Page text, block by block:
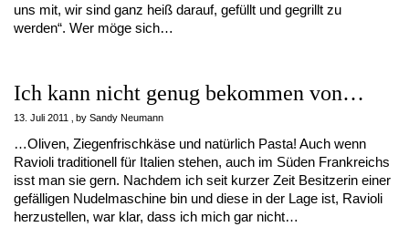
uns mit, wir sind ganz heiß darauf, gefüllt und gegrillt zu
werden“. Wer möge sich…
Ich kann nicht genug bekommen von…
13. Juli 2011 by Sandy Neumann
…Oliven, Ziegenfrischkäse und natürlich Pasta! Auch wenn
Ravioli traditionell für Italien stehen, auch im Süden Frankreichs
isst man sie gern. Nachdem ich seit kurzer Zeit Besitzerin einer
gefälligen Nudelmaschine bin und diese in der Lage ist, Ravioli
herzustellen, war klar, dass ich mich gar nicht…